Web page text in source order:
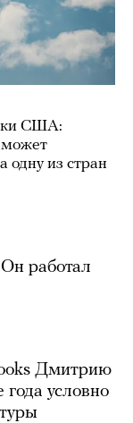
США:
может
одну из стран
работал
Дмитрию
условно